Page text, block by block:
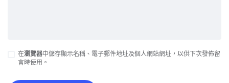
在瀏覽器中儲存顯示名稱、電子郵件地址及個人網站網址，以供下次發佈留
言時使用。